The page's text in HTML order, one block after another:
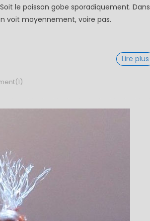
le poisson gobe sporadiquement. Dans
voit moyennement, voire pas.
Lire plus